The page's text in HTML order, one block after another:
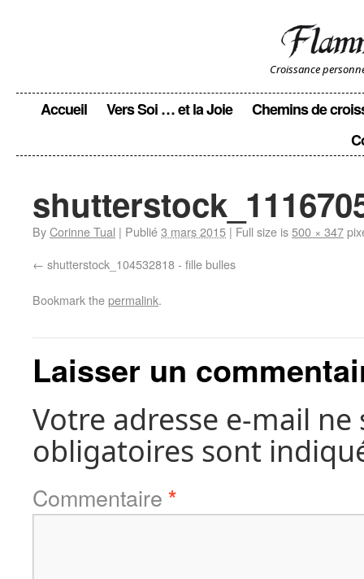
Croissance
Accueil Vers Soi … et la Joie
Chemins de
ByCorinne Tual | Publié3 mars 2015 | Full size is500 × 347
shutterstock_104532818 - fille bulles
Bookmark thepermalink.
Laisser un
Votre adresse e-mail
obligatoires sont
Commentaire *